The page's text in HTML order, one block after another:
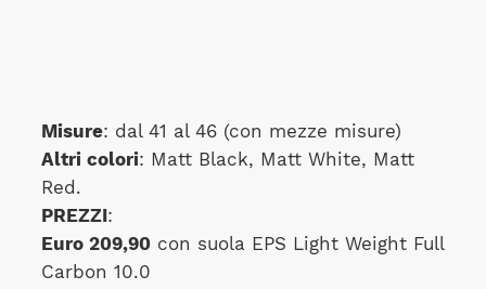
Misure: dal 41 al 46 (con mezze misure)
Altri colori: Matt Black, Matt White, Matt
Red.
PREZZI:
Euro 209,90 con suola EPS Light Weight Full
Carbon 10.0